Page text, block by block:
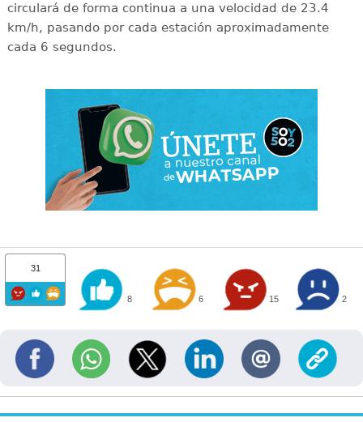
circulará de forma continua a una velocidad de 23.4
km/h, pasando por cada estación aproximadamente
cada 6 segundos.
31
8 6 15 2